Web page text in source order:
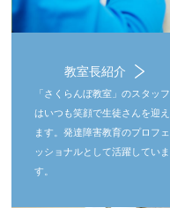
教室長紹介
「さくらんぼ教室」のスタッフ
はいつも笑顔で生徒さんを迎え
ます。発達障害教育のプロフェ
ッショナルとして活躍していま
す。